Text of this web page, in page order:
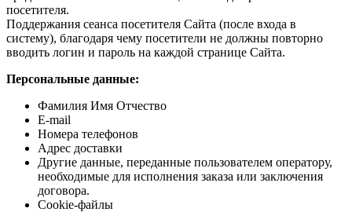
посетителя.
Поддержания сеанса посетителя Сайта (после входа в
систему), благодаря чему посетители не должны повторно
вводить логин и пароль на каждой странице Сайта.
Персональные данные:
Фамилия Имя Отчество
E-mail
Номера телефонов
Адрес доставки
Другие данные, переданные пользователем оператору,
необходимые для исполнения заказа или заключения
договора.
Cookie-файлы